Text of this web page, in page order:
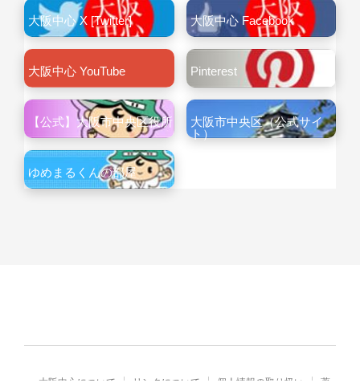
大阪中心 X [Twitter] 大阪中心 Facebook
大阪中心 YouTube Pinterest
【公式】大阪市中央区役所
大阪市中央区（公式サイ
ト）
ゆめまるくんの部屋
大阪中心について リンクについて 個人情報の取り扱い 著